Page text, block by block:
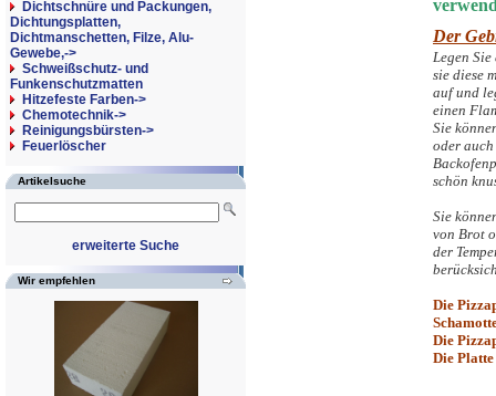
Dichtschnüre und Packungen,
Dichtungsplatten,
Dichtmanschetten, Filze, Alu-
Gewebe,->
Schweißschutz- und
Funkenschutzmatten
Hitzefeste Farben->
Chemotechnik->
Reinigungsbürsten->
Feuerlöscher
Artikelsuche
erweiterte Suche
Wir empfehlen
Der
Legen
sie diese
auf und
einen
Sie
oder
schön
Sie
von Brot
der
Die
Die
Die Platte